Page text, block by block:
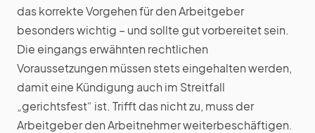
das korrekte Vorgehen für den Arbeitgeber
besonders wichtig – und sollte gut vorbereitet sein.
Die eingangs erwähnten rechtlichen
Voraussetzungen müssen stets eingehalten werden,
damit eine Kündigung auch im Streitfall
„gerichtsfest“ ist. Trifft das nicht zu, muss der
Arbeitgeber den Arbeitnehmer weiterbeschäftigen.